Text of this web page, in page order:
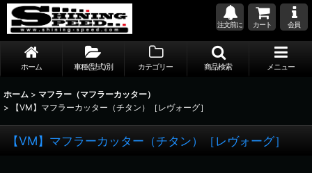
注文前に カート 会員
ホーム 車種(型式)別 カテゴリー 商品検索 メニュー
ホーム > マフラー（マフラーカッター）
>
【VM】マフラーカッター（チタン）［レヴォーグ］
【VM】マフラーカッター（チタン）［レヴォーグ］